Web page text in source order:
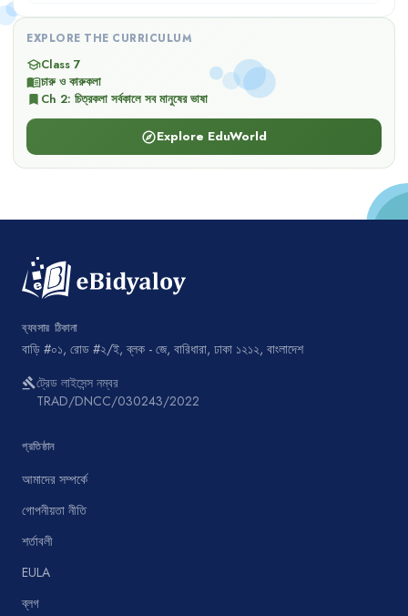
EXPLORE THE CURRICULUM
schoolClass 7
menu_bookচারু ও কারুকলা
bookmark Ch 2: চিত্রকলা সর্বকালে সব মানুষের ভাষা
exploreExplore EduWorld
ব্যবসার ঠিকানা
বাড়ি #০১, রোড #২/ই, ব্লক - জে, বারিধারা, ঢাকা ১২১২, বাংলাদেশ
gavelট্রেড লাইসেন্স নম্বর
TRAD/DNCC/030243/2022
প্রতিষ্ঠান
আমাদের সম্পর্কে
গোপনীয়তা নীতি
শর্তাবলী
EULA
ব্লগ